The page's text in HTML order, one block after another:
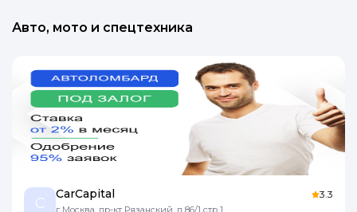
Авто, мото и спецтехника
C
CarCapital
г Москва, пр-кт Рязанский, д 86/1 стр 1
3.3